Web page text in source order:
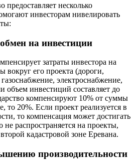
предоставляет несколько
инвесторам нивелировать
на инвестиции
затраты инвестора на
вокруг его проекта (дороги,
электроснабжение,
объем инвестиций составляет до
компенсируют 10% от суммы
то 20%. Если проект реализуется в
то компенсация может достигать
распространяется на проекты,
кадастровой зоне Еревана.
производительности